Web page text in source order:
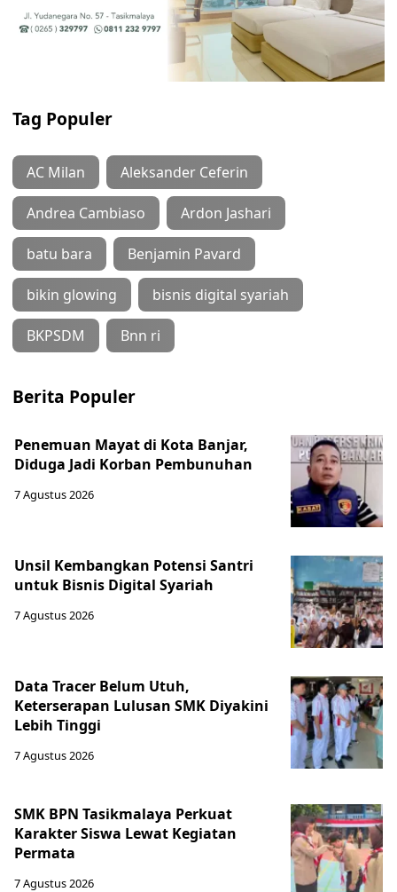
Tag Populer
AC Milan Aleksander Ceferin
Andrea Cambiaso Ardon Jashari
batu bara Benjamin Pavard
bikin glowing bisnis digital syariah
BKPSDM Bnn ri
Berita Populer
Penemuan Mayat di Kota Banjar,
Diduga Jadi Korban Pembunuhan
7 Agustus 2026
Unsil Kembangkan Potensi Santri
untuk Bisnis Digital Syariah
7 Agustus 2026
Data Tracer Belum Utuh,
Keterserapan Lulusan SMK Diyakini
Lebih Tinggi
7 Agustus 2026
SMK BPN Tasikmalaya Perkuat
Karakter Siswa Lewat Kegiatan
Permata
7 Agustus 2026